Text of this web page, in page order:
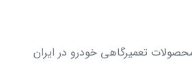
تعمیرگاهی خودرو در ایران